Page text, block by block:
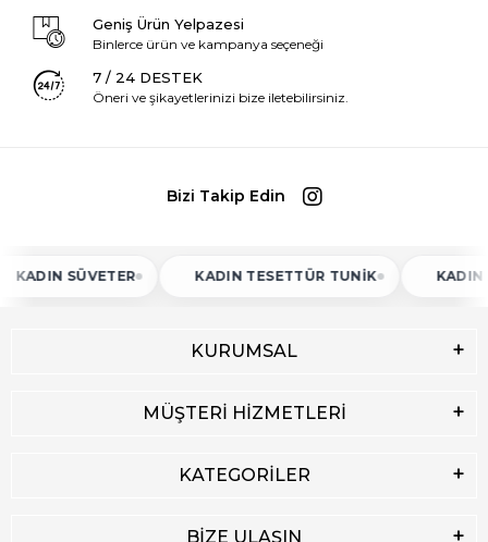
Geniş Ürün Yelpazesi
Binlerce ürün ve kampanya seçeneği
7 / 24 DESTEK
Öneri ve şikayetlerinizi bize iletebilirsiniz.
Bizi Takip Edin
SÜVETER KADIN TESETTÜR TUNIK KADIN ATLET
KURUMSAL
MÜŞTERİ HİZMETLERİ
KATEGORİLER
BİZE ULAŞIN